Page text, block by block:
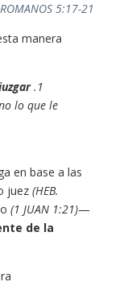
5:17-21
manera:
1. Principio moral que inclina a obrar y
lo que le
en base a las
juez (HEB.
(1 JUAN 1:21)—
de la